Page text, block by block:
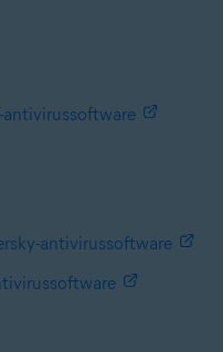
antivirussoftware
antivirussoftware